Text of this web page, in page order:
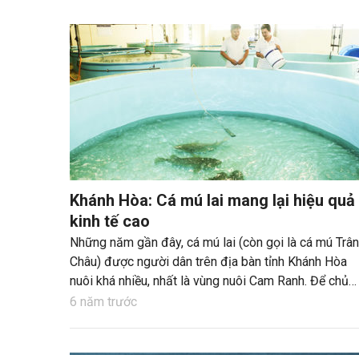
Khánh Hòa: Cá mú lai mang lại hiệu quả
kinh tế cao
Những năm gần đây, cá mú lai (còn gọi là cá mú Trân
Châu) được người dân trên địa bàn tỉnh Khánh Hòa
nuôi khá nhiều, nhất là vùng nuôi Cam Ranh. Để chủ
động nguồn con giống, Trung tâm Nghiên cứu và Phát
6 năm trước